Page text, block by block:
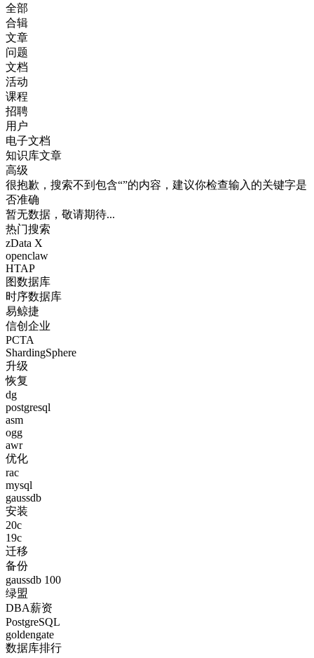
全部
合辑
文章
问题
文档
活动
课程
招聘
用户
电子文档
知识库文章
高级
很抱歉，搜索不到包含“”的内容，建议你检查输入的关键字是
否准确
暂无数据，敬请期待...
热门搜索
zData X
openclaw
HTAP
图数据库
时序数据库
易鲸捷
信创企业
PCTA
ShardingSphere
升级
恢复
dg
postgresql
asm
ogg
awr
优化
rac
mysql
gaussdb
安装
20c
19c
迁移
备份
gaussdb 100
绿盟
DBA薪资
PostgreSQL
goldengate
数据库排行